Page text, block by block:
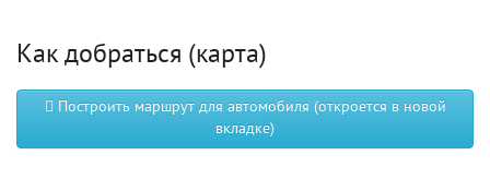
Как добраться (карта)
Построить маршрут для автомобиля (откроется в новой
вкладке)